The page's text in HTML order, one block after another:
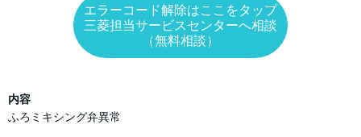
エラーコード解除はここをタップ
三菱担当サービスセンターへ相談
（無料相談）
内容
ふろミキシング弁異常